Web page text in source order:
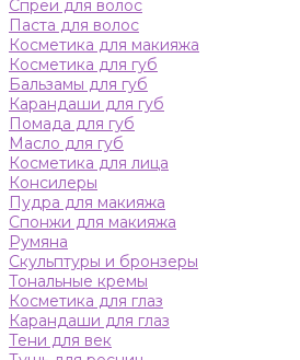
Спреи для волос
Паста для волос
Косметика для макияжа
Косметика для губ
Бальзамы для губ
Карандаши для губ
Помада для губ
Масло для губ
Косметика для лица
Консилеры
Пудра для макияжа
Спонжи для макияжа
Румяна
Скульптуры и бронзеры
Тональные кремы
Косметика для глаз
Карандаши для глаз
Тени для век